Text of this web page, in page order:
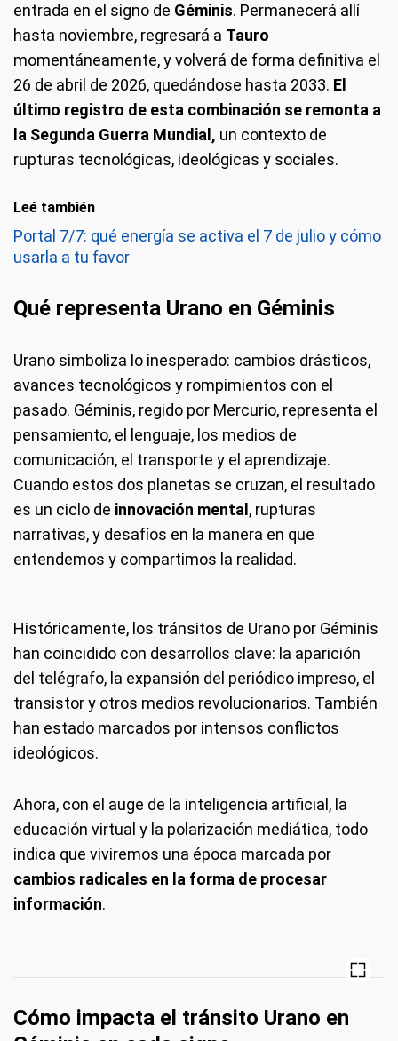
entrada en el signo de Géminis. Permanecerá allí
hasta noviembre, regresará a Tauro
momentáneamente, y volverá de forma definitiva el
26 de abril de 2026, quedándose hasta 2033. El
último registro de esta combinación se remonta a
la Segunda Guerra Mundial, un contexto de
rupturas tecnológicas, ideológicas y sociales.
Leé también
Portal 7/7: qué energía se activa el 7 de julio y cómo
usarla a tu favor
Qué representa Urano en Géminis
Urano simboliza lo inesperado: cambios drásticos,
avances tecnológicos y rompimientos con el
pasado. Géminis, regido por Mercurio, representa el
pensamiento, el lenguaje, los medios de
comunicación, el transporte y el aprendizaje.
Cuando estos dos planetas se cruzan, el resultado
es un ciclo de innovación mental , rupturas
narrativas, y desafíos en la manera en que
entendemos y compartimos la realidad.
Históricamente, los tránsitos de Urano por Géminis
han coincidido con desarrollos clave: la aparición
del telégrafo, la expansión del periódico impreso, el
transistor y otros medios revolucionarios. También
han estado marcados por intensos conflictos
ideológicos.
Ahora, con el auge de la inteligencia artificial, la
educación virtual y la polarización mediática, todo
indica que viviremos una época marcada por
cambios radicales en la forma de procesar
información.
Cómo impacta el tránsito Urano en